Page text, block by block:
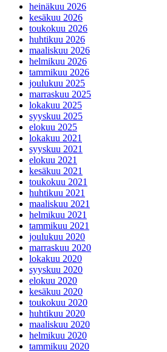
heinäkuu 2026
kesäkuu 2026
toukokuu 2026
huhtikuu 2026
maaliskuu 2026
helmikuu 2026
tammikuu 2026
joulukuu 2025
marraskuu 2025
lokakuu 2025
syyskuu 2025
elokuu 2025
lokakuu 2021
syyskuu 2021
elokuu 2021
kesäkuu 2021
toukokuu 2021
huhtikuu 2021
maaliskuu 2021
helmikuu 2021
tammikuu 2021
joulukuu 2020
marraskuu 2020
lokakuu 2020
syyskuu 2020
elokuu 2020
kesäkuu 2020
toukokuu 2020
huhtikuu 2020
maaliskuu 2020
helmikuu 2020
tammikuu 2020